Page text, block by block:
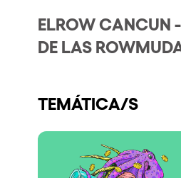
Our Creative World
Music
Quienes somos
¿Quieres trabajar con
elrow News
ELROW CANCUN
DE LAS
TEMÁTICA/S